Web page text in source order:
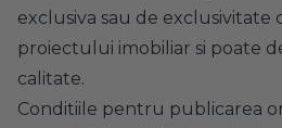
exclusiva sau de exclusivitate
proiectului imobiliar si poate
calitate.
Conditiile pentru publicarea